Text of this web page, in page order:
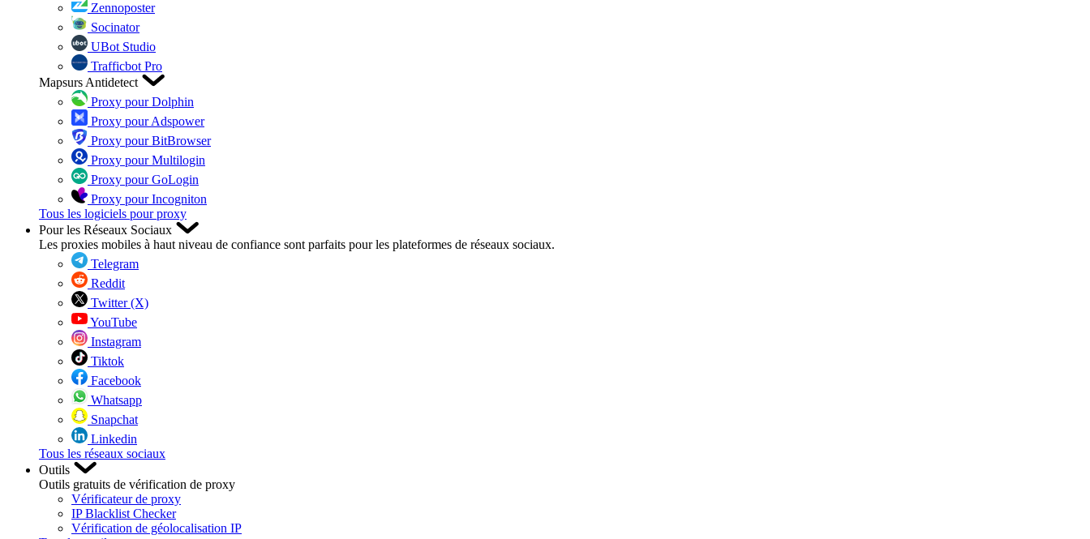
Zennoposter
Socinator
UBot Studio
Trafficbot Pro
Mapsurs Antidetect
Proxy pour Dolphin
Proxy pour Adspower
Proxy pour BitBrowser
Proxy pour Multilogin
Proxy pour GoLogin
Proxy pour Incogniton
Tous les logiciels pour proxy
Pour les Réseaux Sociaux
Les proxies mobiles à haut niveau de confiance sont parfaits pour les plateformes de réseaux sociaux.
Telegram
Reddit
Twitter (X)
YouTube
Instagram
Tiktok
Facebook
Whatsapp
Snapchat
Linkedin
Tous les réseaux sociaux
Outils
Outils gratuits de vérification de proxy
Vérificateur de proxy
IP Blacklist Checker
Vérification de géolocalisation IP